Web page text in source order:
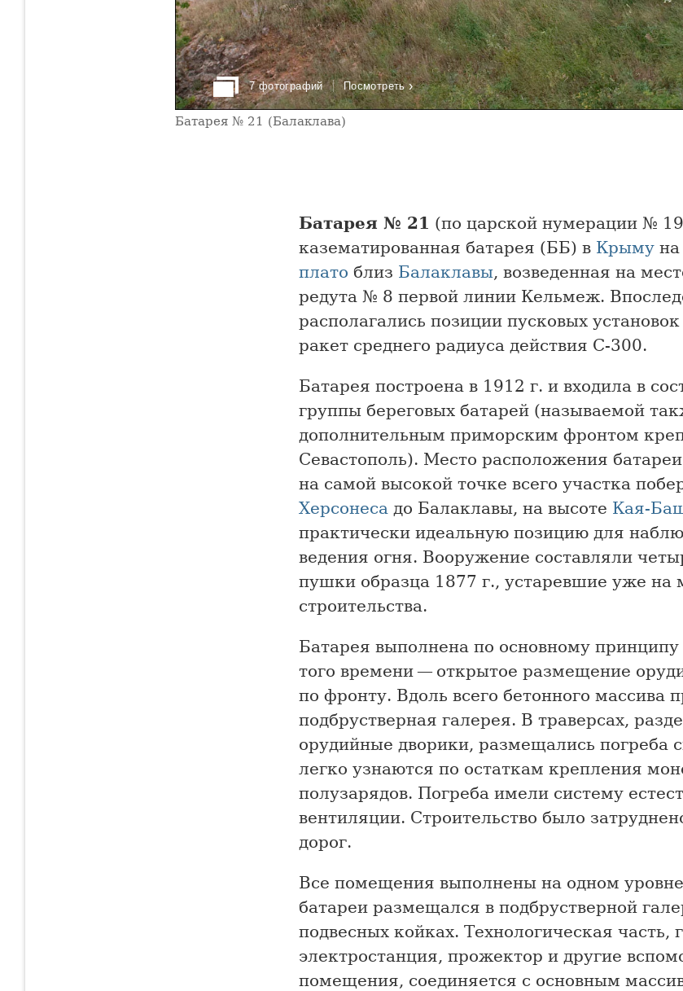
7 фотографий Посмотреть ›
Батарея № 21 (Балаклава)
Батарея № 21 (по царской нумерации №
казематированная батарея (ББ) в Крыму на
плато близ Балаклавы, возведенная на
редута № 8 первой линии Кельмеж.
располагались позиции пусковых
ракет среднего радиуса действия С-300.
Батарея построена в 1912 г. и входила в
группы береговых батарей (называемой
дополнительным приморским фронтом
Севастополь). Место расположения
на самой высокой точке всего участка
Херсонеса до Балаклавы, на высоте Кая-
практически идеальную позицию для
ведения огня. Вооружение составляли
пушки образца 1877 г., устаревшие уже на
строительства.
Батарея выполнена по основному принципу
того времени — открытое размещение
по фронту. Вдоль всего бетонного массива
подбрустверная галерея. В траверсах,
орудийные дворики, размещались погреба
легко узнаются по остаткам крепления
полузарядов. Погреба имели систему
вентиляции. Строительство было
дорог.
Все помещения выполнены на одном
батареи размещался в подбрустверной
подвесных койках. Технологическая часть,
электростанция, прожектор и другие
помещения, соединяется с основным